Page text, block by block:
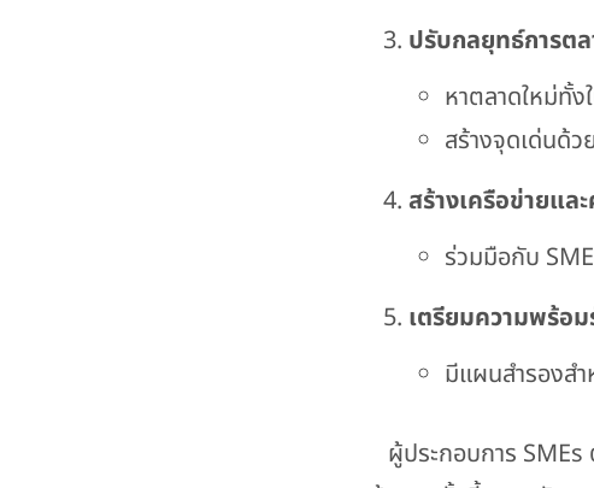
ปรับกลยุทธ์การต
หาตลาดใหม่ทั้ง
สร้างจุดเด่นด้
สร้างเครือข่ายแล
ร่วมมือกับ
เตรียมความพร้อ
มีแผนสำรองส
ผู้ประกอบการ